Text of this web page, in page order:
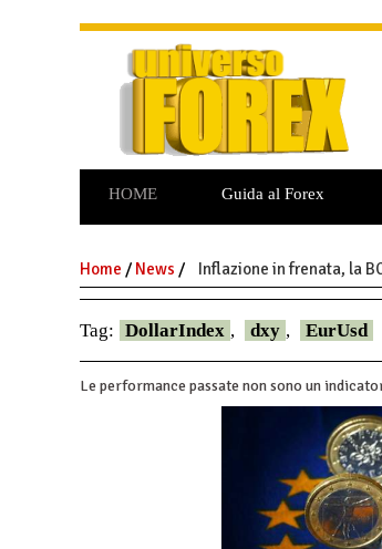
HOME Guida al Forex
Commodities
Opzioni
Home / News / Inflazione in frenata, la
Tag: DollarIndex , dxy , EurUsd
Le performance passate non sono un